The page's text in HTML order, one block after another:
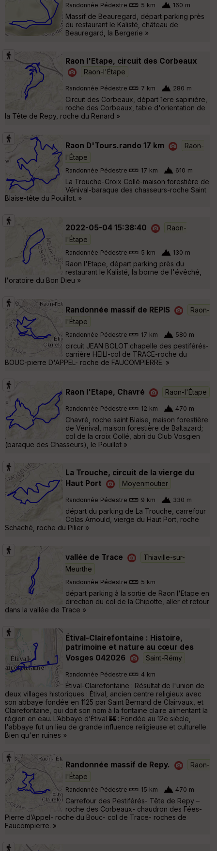
Randonnée Pédestre 5 km 160 m
Massif de Beauregard, départ parking près
du restaurant le Kalisté, château de
Beauregard, la Bergerie »
Raon l'Etape, circuit des Corbeaux
Raon-l'Étape
Randonnée Pédestre 7 km 280 m
Circuit des Corbeaux, départ 1ere sapinière,
roche des Corbeaux, table d'orientation de
la Tête de Repy, roche du Renard »
Raon D'Tours.rando 17 km
Raon-
l'Étape
Randonnée Pédestre 17 km 610 m
La Trouche-Croix Collé-maison forestière de
Vénival-baraque des chasseurs-roche Saint
Blaise-tête du Pouillot. »
2022-05-04 15:38:40
Raon-
l'Étape
Randonnée Pédestre 5 km 130 m
Raon l'Etape, départ parking près du
restaurant le Kalisté, la borne de l'évêché,
l'oratoire du Bon Dieu »
Randonnée massif de REPIS
Raon-
l'Étape
Randonnée Pédestre 17 km 580 m
circuit JEAN BOLOT:chapelle des pestiférés-
carrière HEILI-col de TRACE-roche du
BOUC-pierre D'APPEL- roche de FAUCOMPIERRE. »
Raon l'Etape, Chavré Raon-l'Étape
Randonnée Pédestre 12 km 470 m
Chavré, roche saint Blaise, maison forestière
de Vénival, maison forestière de Baltazard;
col de la croix Collé, abri du Club Vosgien
(baraque des Chasseurs), le Pouillot »
La Trouche, circuit de la vierge du
Haut Port
Moyenmoutier
Randonnée Pédestre 9 km 330 m
départ du parking de La Trouche, carrefour
Colas Arnould, vierge du Haut Port, roche
Schaché, roche du Pilier »
vallée de Trace
Thiaville-sur-
Meurthe
Randonnée Pédestre 5 km
départ parking à la sortie de Raon l'Etape en
direction du col de la Chipotte, aller et retour
dans la vallée de Trace »
Étival-Clairefontaine : Histoire,
patrimoine et nature au cœur des
Vosges 042026
Saint-Rémy
Randonnée Pédestre 4 km
Étival-Clairefontaine : Résultat de l'union de
deux villages historiques : Étival, ancien centre religieux avec
son abbaye fondée en 1125 par Saint Bernard de Clairvaux, et
Clairefontaine, qui doit son nom à la fontaine claire alimentant la
région en eau. L’Abbaye d’Étival 🏰 : Fondée au 12e siècle,
l'abbaye fut un lieu de grande influence religieuse et culturelle.
Bien qu'en ruines »
Randonnée massif de Repy.
Raon-
l'Étape
Randonnée Pédestre 15 km 470 m
Carrefour des Pestiférés- Tête de Repy –
roche des Corbeaux- chaudron des Fées-
Pierre d’Appel- roche du Bouc- col de Trace- roches de
Faucompierre. »